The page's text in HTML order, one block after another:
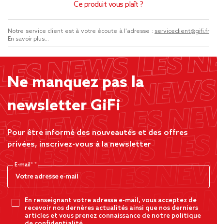
Ce produit vous plaît ?
Notre service client est à votre écoute à l'adresse : serviceclient@gifi.fr
En savoir plus...
Ne manquez pas la
newsletter GiFi
Pour être informé des nouveautés et des offres
privées, inscrivez-vous à la newsletter
E-mail*
En renseignant votre adresse e-mail, vous acceptez de
recevoir nos dernères actualités ainsi que nos derniers
articles et vous prenez connaissance de notre politique